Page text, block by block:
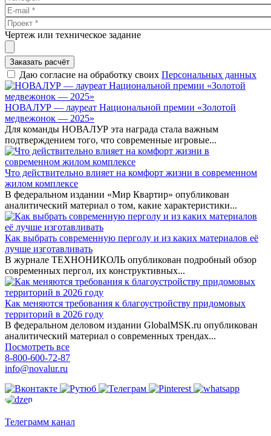
Чертеж или техническое задание
Заказать расчёт
Даю согласие на обработку своих Персональных данных
НОВАЛУР — лауреат Национальной премии «Золотой
медвежонок — 2025»
Для команды НОВАЛУР эта награда стала важным
подтверждением того, что современные игровые...
Что действительно влияет на комфорт жизни в современном
жилом комплексе
В федеральном издании «Мир Квартир» опубликован
аналитический материал о том, какие характеристики...
Как выбрать современную перголу и из каких материалов её
лучше изготавливать
В журнале ТЕХНОНИКОЛЬ опубликован подробный обзор
современных пергол, их конструктивных...
Как меняются требования к благоустройству придомовых
территорий в 2026 году
В федеральном деловом издании GlobalMSK.ru опубликован
аналитический материал о современных трендах...
Посмотреть все
8-800-600-72-87
info@novalur.ru
Телеграмм канал